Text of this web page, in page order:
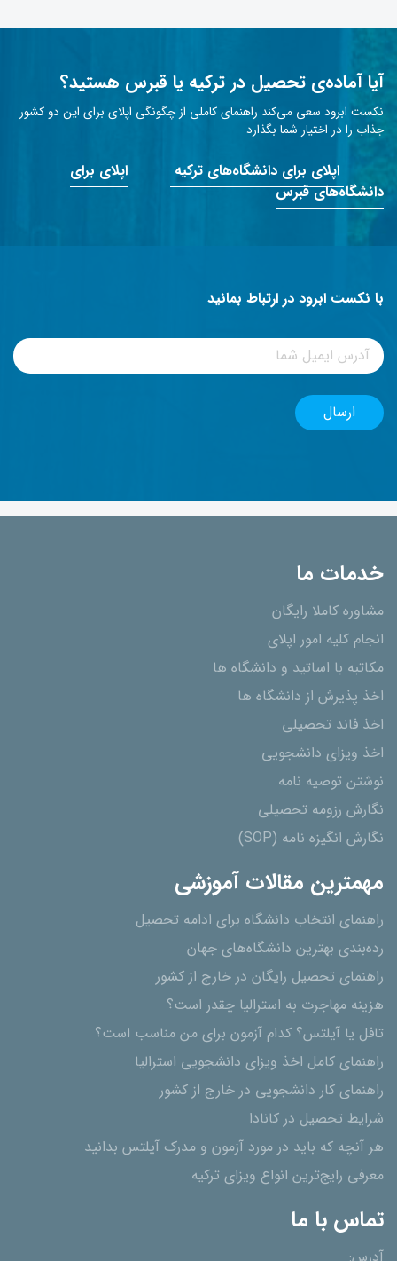
آیا آماده‌ی تحصیل در ترکیه یا قبرس هستید؟
نکست ابرود سعی می‌کند راهنمای کاملی از چگونگی اپلای برای این دو کشور
جذاب را در اختیار شما بگذارد
اپلای برای دانشگاه‌های ترکیه
اپلای برای
دانشگاه‌های قبرس
با نکست ابرود در ارتباط بمانید
خدمات ما
مشاوره کاملا رایگان
انجام کلیه امور اپلای
مکاتبه با اساتید و دانشگاه ها
اخذ پذیرش از دانشگاه ھا
اخذ فاند تحصیلی
اخذ ویزای دانشجویی
نوشتن توصیه نامه
نگارش رزومه تحصیلی
نگارش انگیزه نامه (SOP)
مهمترین مقالات آموزشی
راهنمای انتخاب دانشگاه برای ادامه تحصیل
رده‌بندی بهترین دانشگاه‌های جهان
راهنمای تحصیل رایگان در خارج از کشور
هزینه مهاجرت به استرالیا چقدر است؟
تافل یا آیلتس؟ کدام آزمون برای من مناسب است؟
راهنمای کامل اخذ ویزای دانشجویی استرالیا
راهنمای کار دانشجویی در خارج از کشور
شرایط تحصیل در کانادا
هر آنچه که باید در مورد آزمون و مدرک آیلتس بدانید
معرفی رایج‌ترین انواع ویزای ترکیه
تماس با ما